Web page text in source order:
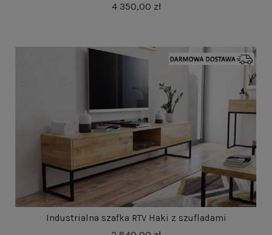
4 350,00 zł
Industrialna szafka RTV Haki z szufladami